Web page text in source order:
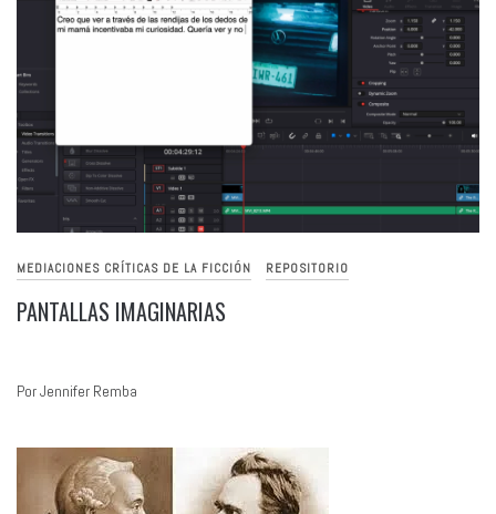
MEDIACIONES CRÍTICAS DE LA FICCIÓN REPOSITORIO
PANTALLAS IMAGINARIAS
Por Jennifer Remba